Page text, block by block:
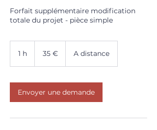
Forfait supplémentaire modification
totale du projet - pièce simple
1 h 35 € A distance
Envoyer une demande